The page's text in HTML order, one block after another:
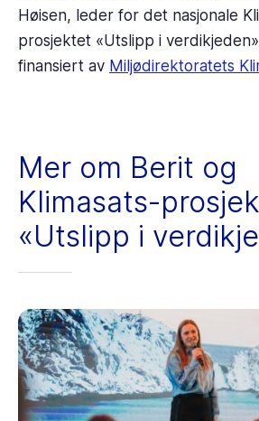
Høisen, leder for det nasjonale
prosjektet «Utslipp i
finansiert av Miljødirektoratets
Mer om Berit og
Klimasats-
«Utslipp i